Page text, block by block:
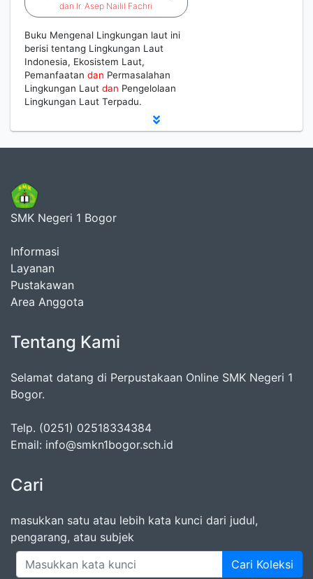
dan Ir.Asep Nailil Fachri
Buku Mengenal Lingkungan laut ini
berisi tentang Lingkungan Laut
Indonesia, Ekosistem Laut,
Pemanfaatan dan Permasalahan
Lingkungan Laut dan Pengelolaan
Lingkungan Laut Terpadu.
SMK Negeri 1 Bogor
Informasi
Layanan
Pustakawan
Area Anggota
Tentang Kami
Selamat datang di Perpustakaan Online SMK Negeri 1
Bogor.
Telp. (0251) 02518334384
Email: info@smkn1bogor.sch.id
Cari
masukkan satu atau lebih kata kunci dari judul,
pengarang, atau subjek
Cari Koleksi